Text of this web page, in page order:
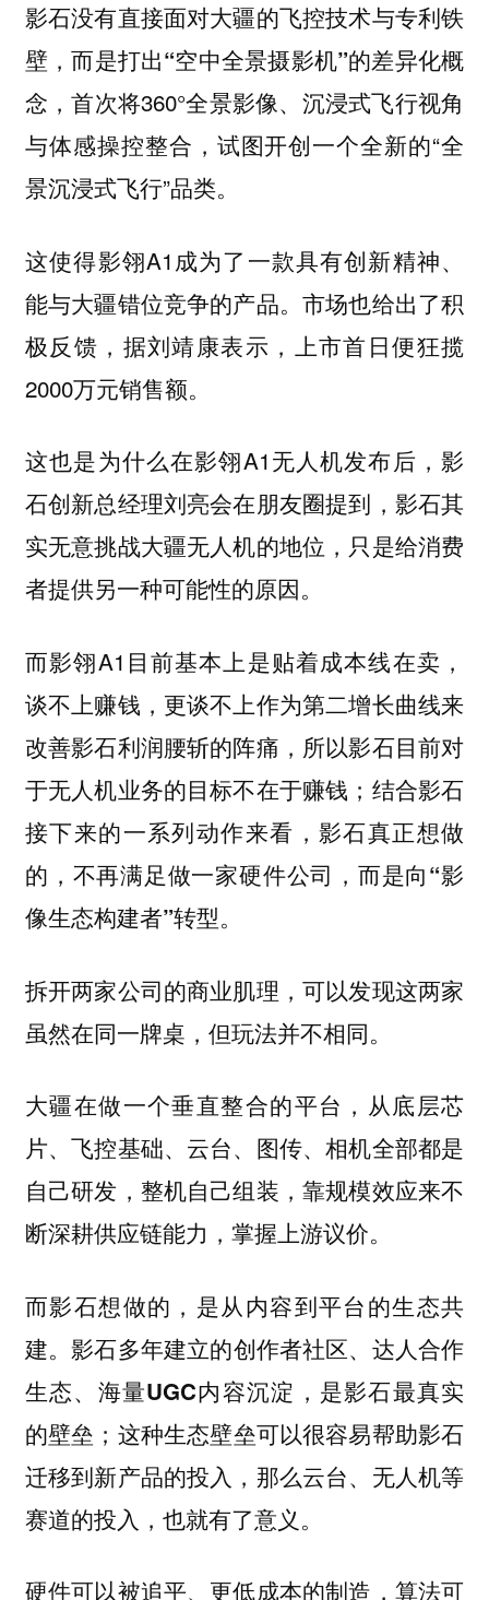
影石没有直接面对大疆的飞控技术与专利铁
壁，而是打出“空中全景摄影机”的差异化概
念 ，首次将360°全景影像、沉浸式飞行视角
与体感操控整合，试图开创一个全新的“全
景沉浸式飞行”品类。
这使得影翎A1成为了一款具有创新精神、
能与大疆错位竞争的产品。市场也给出了积
极反馈，据刘靖康表示，上市首日便狂揽
2000万元销售额。
这也是为什么在影翎A1无人机发布后，影
石创新总经理刘亮会在朋友圈提到，影石其
实无意挑战大疆无人机的地位，只是给消费
者提供另一种可能性的原因。
而影翎A1目前基本上是贴着成本线在卖，
谈不上赚钱，更谈不上作为第二增长曲线来
改善影石利润腰斩的阵痛，所以影石目前对
于无人机业务的目标不在于赚钱；结合影石
接下来的一系列动作来看，影石真正想做
的，不再满足做一家硬件公司，而是向“影
像生态构建者”转型。
拆开两家公司的商业肌理，可以发现这两家
虽然在同一牌桌，但玩法并不相同。
大疆在做一个垂直整合的平台 ，从底层芯
片、飞控基础、云台、图传、相机全部都是
自己研发，整机自己组装，靠规模效应来不
断深耕供应链能力，掌握上游议价。
而影石想做的，是从内容到平台的生态共
建。影石多年建立的创作者社区、达人合作
生态、海量UGC内容沉淀，是影石最真实
的壁垒； 这种生态壁垒可以很容易帮助影石
迁移到新产品的投入，那么云台、无人机等
赛道的投入，也就有了意义。
硬件可以被追平、更低成本的制造，算法可